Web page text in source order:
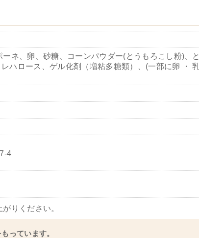
ネ、卵、砂糖、コーンパウダー(とうもろこし粉)、
ハロース、ゲル化剤（増粘多糖類）、(一部に卵 ・
4
りください。
っています。